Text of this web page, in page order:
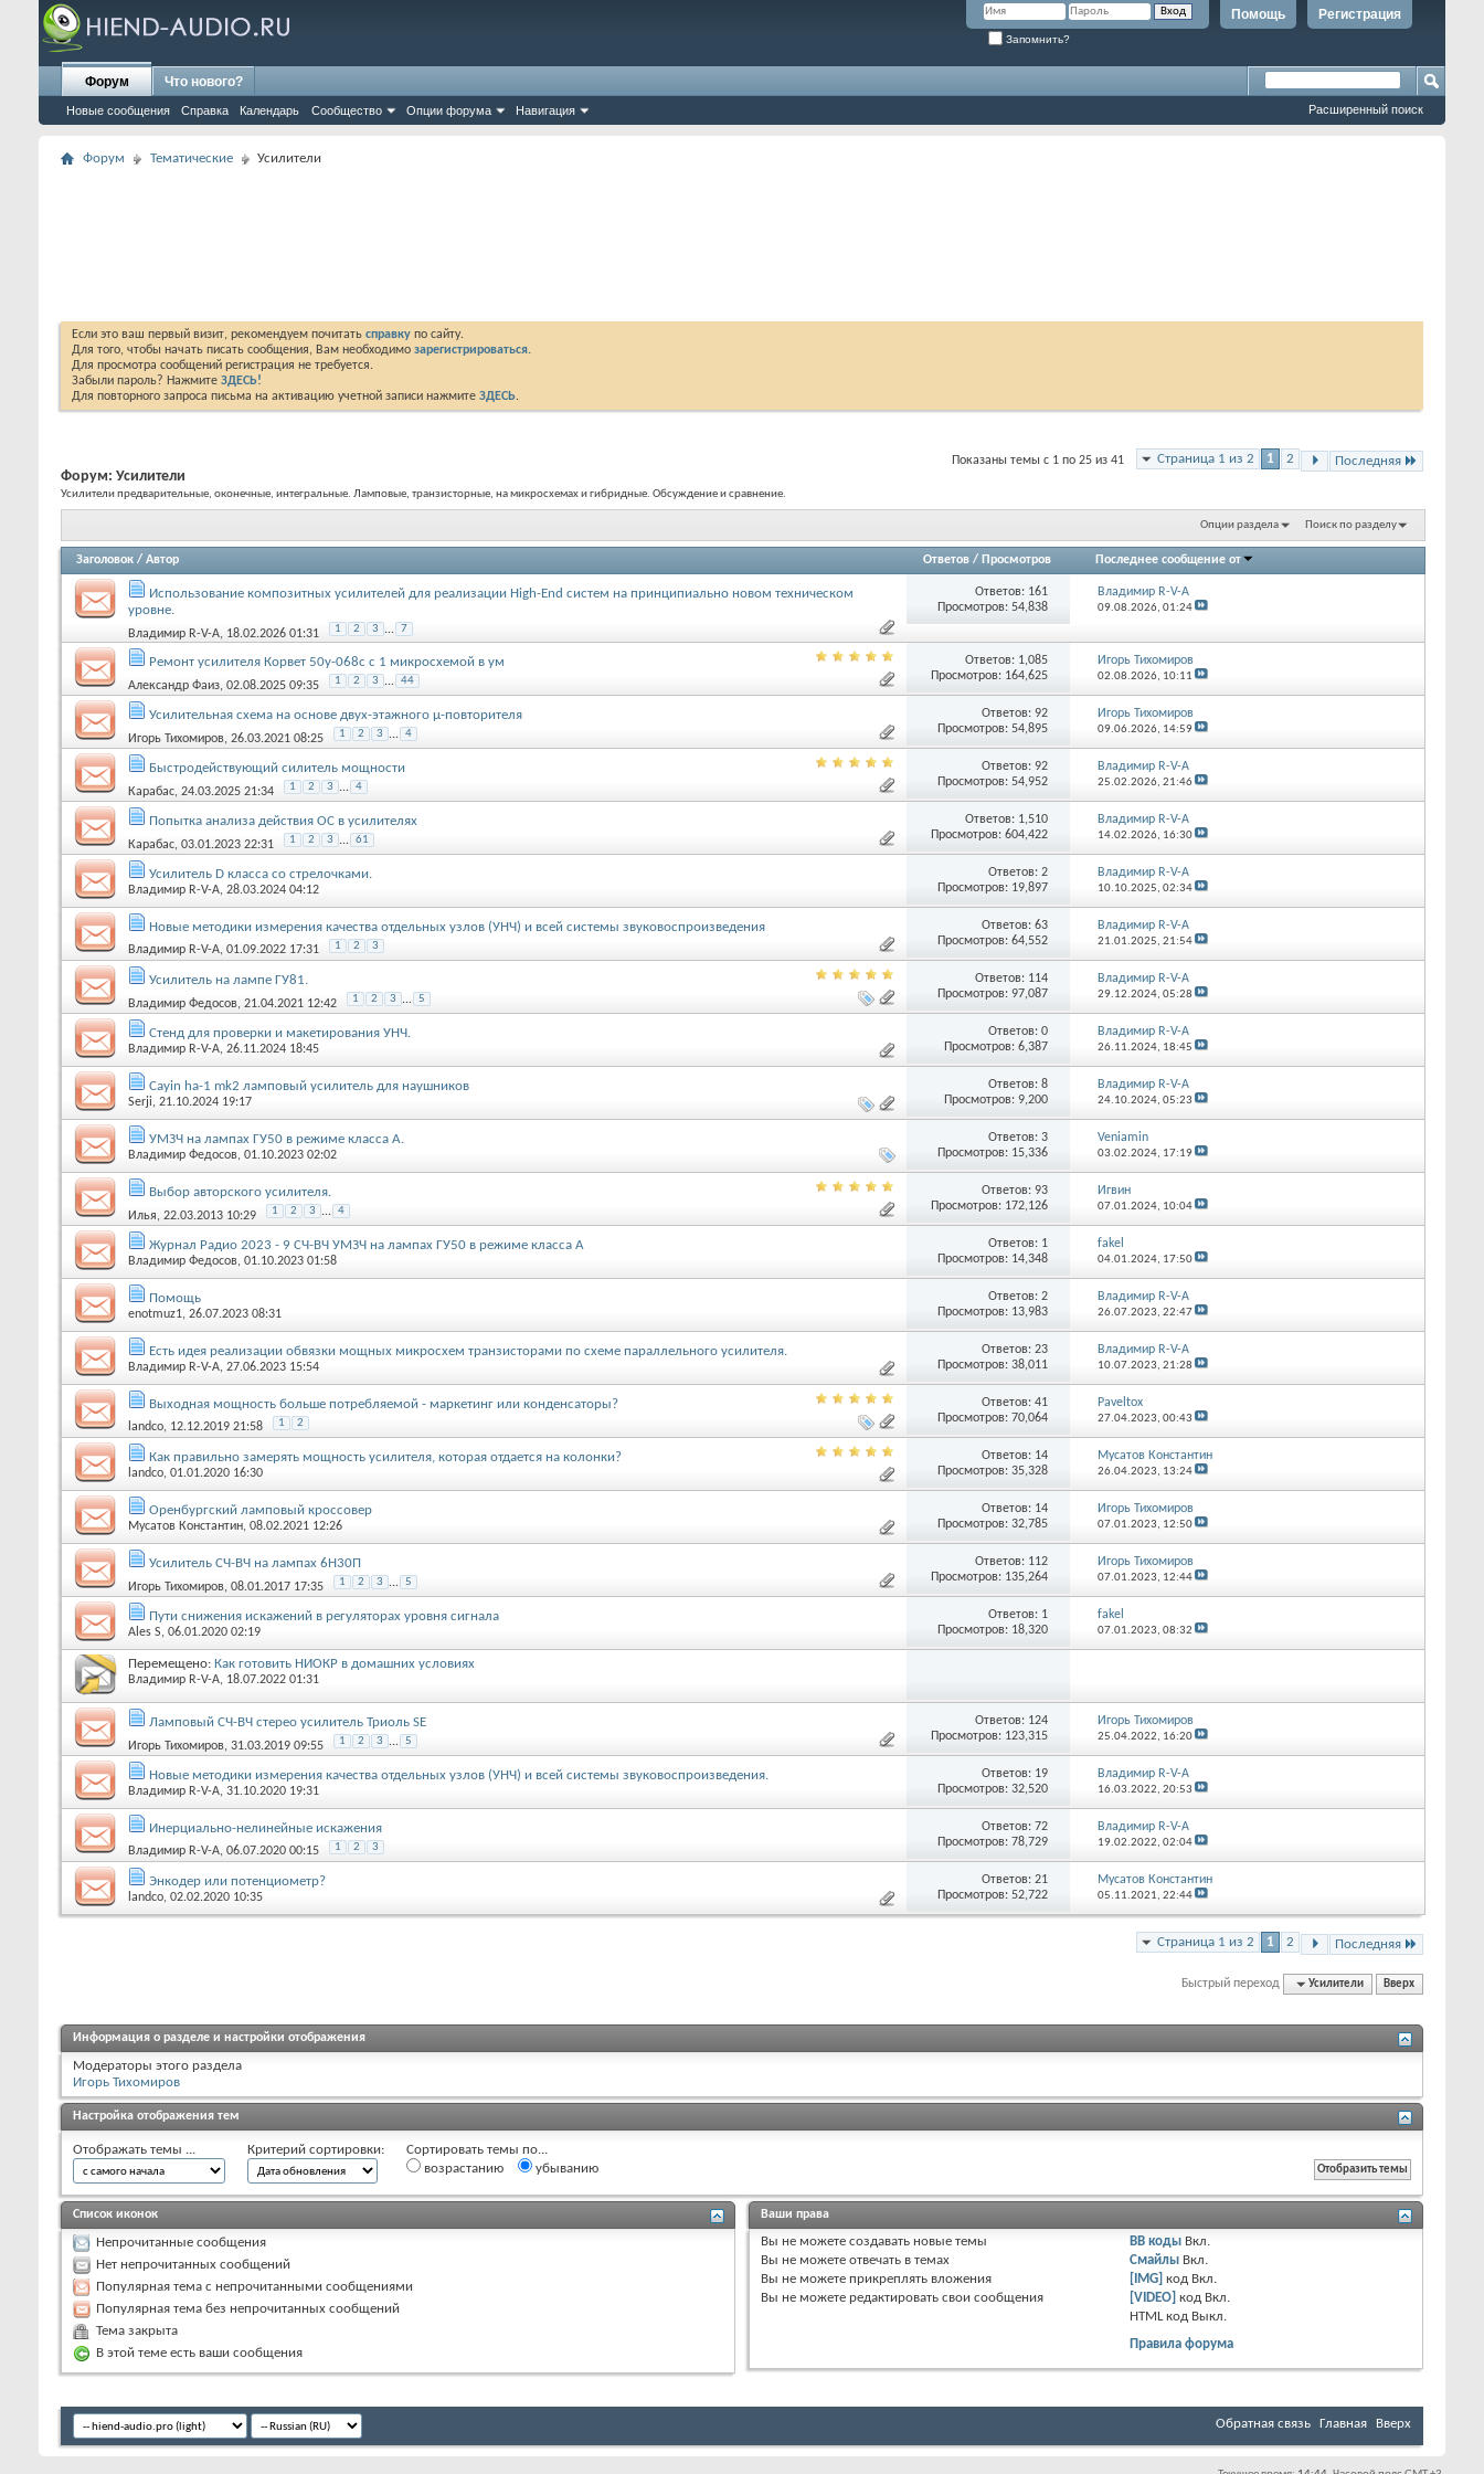
Регистрация
Помощь
Запомнить?
Форум
Новые сообщения Справка Календарь Сообщество Опции форума Навигация
Что нового?
Расширенный поиск
Форум Тематические Усилители
Если это ваш первый визит, рекомендуем почитать справку по сайту.
Для того, чтобы начать писать сообщения, Вам необходимо зарегистрироваться.
Для просмотра сообщений регистрация не требуется.
Забыли пароль? Нажмите ЗДЕСЬ!
Для повторного запроса письма на активацию учетной записи нажмите ЗДЕСЬ.
Страница 1 из 2 1 2 Последняя
Показаны темы с 1 по 25 из 41
Форум: Усилители
Усилители предварительные, оконечные, интегральные. Ламповые, транзисторные, на микросхемах и гибридные. Обсуждение и сравнение.
Опции раздела Поиск по разделу
Заголовок / Автор Ответов / Просмотров Последнее сообщение от
Использование композитных усилителей для реализации High-End систем на принципиально новом техническом
уровне.
Владимир R-V-A, 18.02.2026 01:31 1 2 3 ... 7
Ответов: 161
Просмотров: 54,838
Владимир R-V-A
09.08.2026, 01:24
Ремонт усилителя Корвет 50у-068с с 1 микросхемой в ум
Александр Фаиз, 02.08.2025 09:35 1 2 3 ... 44
Ответов: 1,085
Просмотров: 164,625
Игорь Тихомиров
02.08.2026, 10:11
Усилительная схема на основе двух-этажного µ-повторителя
Игорь Тихомиров, 26.03.2021 08:25 1 2 3 ... 4
Ответов:92
Просмотров: 54,895
Игорь Тихомиров
09.06.2026, 14:59
Быстродействующий силитель мощности
Карабас, 24.03.2025 21:34 1 2 3 ... 4
Ответов:92
Просмотров: 54,952
Владимир R-V-A
25.02.2026, 21:46
Попытка анализа действия ОС в усилителях
Карабас, 03.01.2023 22:31 1 2 3 ... 61
Ответов: 1,510
Просмотров: 604,422
Владимир R-V-A
14.02.2026, 16:30
Усилитель D класса со стрелочками.
Владимир R-V-A, 28.03.2024 04:12
Ответов:2
Просмотров: 19,897
Владимир R-V-A
10.10.2025, 02:34
Новые методики измерения качества отдельных узлов (УНЧ) и всей системы звуковоспроизведения
Владимир R-V-A, 01.09.2022 17:31 1 2 3
Ответов:63
Просмотров: 64,552
Владимир R-V-A
21.01.2025, 21:54
Усилитель на лампе ГУ81.
Владимир Федосов, 21.04.2021 12:42 1 2 3 ... 5
Ответов: 114
Просмотров: 97,087
Владимир R-V-A
29.12.2024, 05:28
Стенд для проверки и макетирования УНЧ.
Владимир R-V-A, 26.11.2024 18:45
Ответов:0
Просмотров: 6,387
Владимир R-V-A
26.11.2024, 18:45
Cayin ha-1 mk2 ламповый усилитель для наушников
Serji, 21.10.2024 19:17
Ответов:8
Просмотров: 9,200
Владимир R-V-A
24.10.2024, 05:23
УМЗЧ на лампах ГУ50 в режиме класса А.
Владимир Федосов, 01.10.2023 02:02
Ответов:3
Просмотров: 15,336
Veniamin
03.02.2024, 17:19
Выбор авторского усилителя.
Илья, 22.03.2013 10:29 1 2 3 ... 4
Ответов:93
Просмотров: 172,126
Игвин
07.01.2024, 10:04
Журнал Радио 2023 - 9 СЧ-ВЧ УМЗЧ на лампах ГУ50 в режиме класса А
Владимир Федосов, 01.10.2023 01:58
Ответов: 1
Просмотров: 14,348
fakel
04.01.2024, 17:50
Помощь
enotmuz1, 26.07.2023 08:31
Ответов:2
Просмотров: 13,983
Владимир R-V-A
26.07.2023, 22:47
Есть идея реализации обвязки мощных микросхем транзисторами по схеме параллельного усилителя.
Владимир R-V-A, 27.06.2023 15:54
Ответов:23
Просмотров: 38,011
Владимир R-V-A
10.07.2023, 21:28
Выходная мощность больше потребляемой - маркетинг или конденсаторы?
landco, 12.12.2019 21:58 1 2
Ответов:41
Просмотров: 70,064
Paveltox
27.04.2023, 00:43
Как правильно замерять мощность усилителя, которая отдается на колонки?
landco, 01.01.2020 16:30
Ответов: 14
Просмотров: 35,328
Мусатов Константин
26.04.2023, 13:24
Оренбургский ламповый кроссовер
Мусатов Константин, 08.02.2021 12:26
Ответов: 14
Просмотров: 32,785
Игорь Тихомиров
07.01.2023, 12:50
Усилитель СЧ-ВЧ на лампах 6Н30П
Игорь Тихомиров, 08.01.2017 17:35 1 2 3 ... 5
Ответов: 112
Просмотров: 135,264
Игорь Тихомиров
07.01.2023, 12:44
Пути снижения искажений в регуляторах уровня сигнала
Ales S, 06.01.2020 02:19
Ответов: 1
Просмотров: 18,320
fakel
07.01.2023, 08:32
Перемещено: Как готовить НИОКР в домашних условиях
Владимир R-V-A, 18.07.2022 01:31
Ламповый СЧ-ВЧ стерео усилитель Триоль SE
Игорь Тихомиров, 31.03.2019 09:55 1 2 3 ... 5
Ответов: 124
Просмотров: 123,315
Игорь Тихомиров
25.04.2022, 16:20
Новые методики измерения качества отдельных узлов (УНЧ) и всей системы звуковоспроизведения.
Владимир R-V-A, 31.10.2020 19:31
Ответов: 19
Просмотров: 32,520
Владимир R-V-A
16.03.2022, 20:53
Инерциально-нелинейные искажения
Владимир R-V-A, 06.07.2020 00:15 1 2 3
Ответов:72
Просмотров: 78,729
Владимир R-V-A
19.02.2022, 02:04
Энкодер или потенциометр?
landco, 02.02.2020 10:35
Ответов:21
Просмотров: 52,722
Мусатов Константин
05.11.2021, 22:44
Страница 1 из 2 1 2 Последняя
Быстрый переход Усилители Вверх
Информация о разделе и настройки отображения
Модераторы этого раздела
Игорь Тихомиров
Настройка отображения тем
Отображать темы ... Критерий сортировки:
Сортировать темы по...
возрастанию
убыванию
Список иконок
Непрочитанные сообщения
Нет непрочитанных сообщений
Популярная тема с непрочитанными сообщениями
Популярная тема без непрочитанных сообщений
Тема закрыта
В этой теме есть ваши сообщения
Ваши права
Вы не можете создавать новые темы
Вы не можете отвечать в темах
Вы не можете прикреплять вложения
Вы не можете редактировать свои сообщения
BB коды Вкл.
Смайлы Вкл.
[IMG] код Вкл.
[VIDEO] код Вкл.
HTML код Выкл.
Правила форума
Обратная связь Главная Вверх